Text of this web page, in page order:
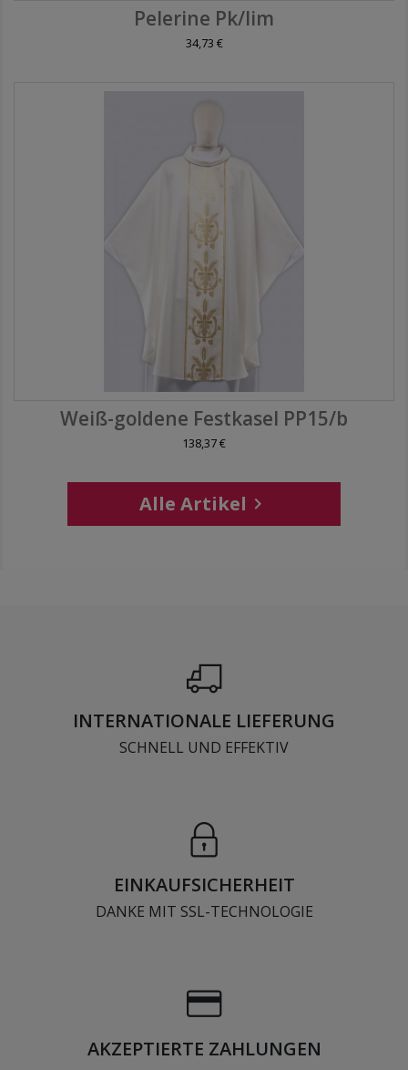
Pelerine Pk/lim
34,73 €
Weiß-goldene Festkasel PP15/b
138,37 €
Alle Artikel 
INTERNATIONALE LIEFERUNG
SCHNELL UND EFFEKTIV
EINKAUFSICHERHEIT
DANKE MIT SSL-TECHNOLOGIE
AKZEPTIERTE ZAHLUNGEN